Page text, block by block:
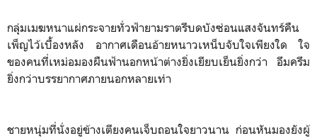
กลุ่มเมฆหนาแผ่กระจายทั่วฟ้ายามราตรีบดบังซ่อนแสงจันทร์คืน
เพ็ญไว้เบื้องหลัง อากาศเดือนอ้ายหนาวเหน็บจับใจเพียงใด ใจ
ของคนที่เหม่อมองผืนฟ้านอกหน้าต่างยิ่งเยียบเย็นยิ่งกว่า อึมครึม
ยิ่งกว่าบรรยากาศภายนอกหลายเท่า
ชายหนุ่มที่นั่งอยู่ข้างเตียงคนเจ็บถอนใจยาวนาน ก่อนหันมองยังผู้